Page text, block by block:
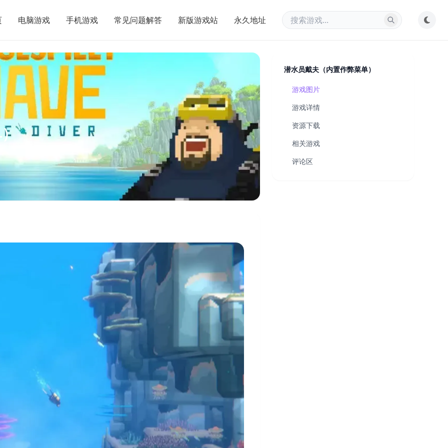
电脑游戏 手机游戏 常见问题解答 新版游戏站 永久地址
潜水员戴夫（内置作弊菜单）
游戏图片
游戏详情
资源下载
相关游戏
评论区